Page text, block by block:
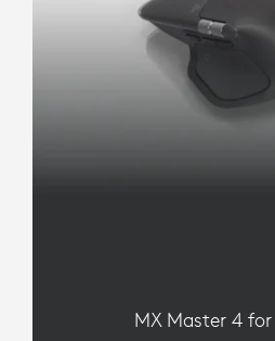
MX Master 4 for